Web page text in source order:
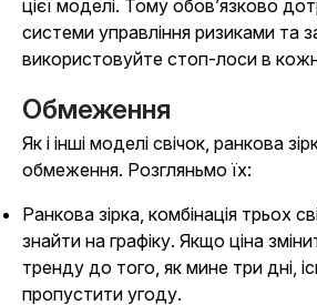
цієї моделі. Тому обов’язково
системи управління ризиками та
використовуйте стоп-лоси в
Обмеження
Як і інші моделі свічок, ранкова
обмеження. Розгляньмо їх:
Ранкова зірка, комбінація трьох
знайти на графіку. Якщо ціна
тренду до того, як мине три дні,
пропустити угоду.